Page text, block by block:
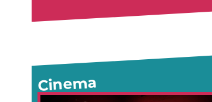
Cinema